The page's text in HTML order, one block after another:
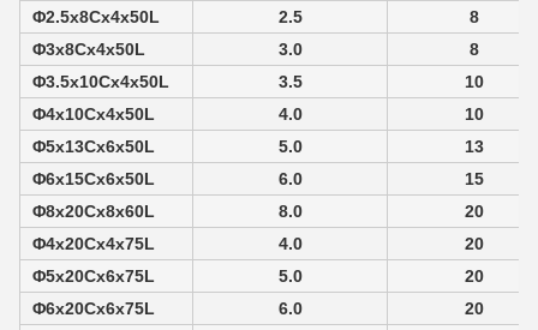
Φ2.5x8Cx4x50L
2.5
8
Φ3x8Cx4x50L
3.0
8
Φ3.5x10Cx4x50L
3.5
10
Φ4x10Cx4x50L
4.0
10
Φ5x13Cx6x50L
5.0
13
Φ6x15Cx6x50L
6.0
15
Φ8x20Cx8x60L
8.0
20
Φ4x20Cx4x75L
4.0
20
Φ5x20Cx6x75L
5.0
20
Φ6x20Cx6x75L
6.0
20